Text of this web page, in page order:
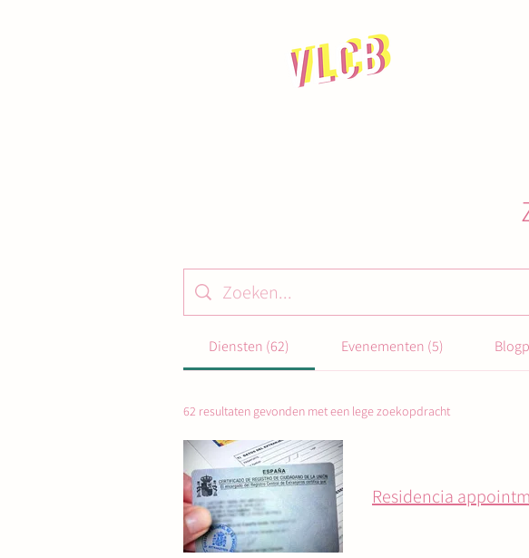
Diensten (62) Evenementen (5)
62 resultaten gevonden met een lege zoekopdracht
Residencia